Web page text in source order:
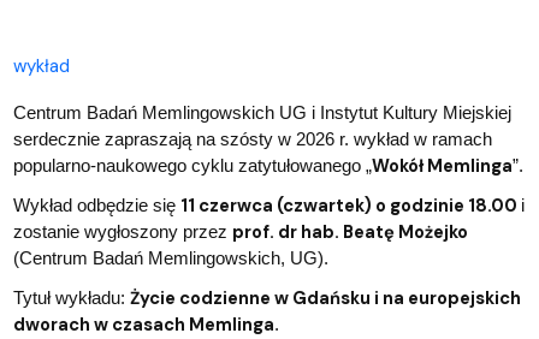
wykład
Centrum Badań Memlingowskich UG i Instytut Kultury Miejskiej
serdecznie zapraszają na szósty w 2026 r. wykład w ramach
popularno-naukowego cyklu zatytułowanego „Wokół Memlinga”.
Wykład odbędzie się 11 czerwca (czwartek) o godzinie 18.00 i
zostanie wygłoszony przez prof. dr hab. Beatę Możejko
(Centrum Badań Memlingowskich, UG).
Tytuł wykładu: Życie codzienne w Gdańsku i na europejskich
dworach w czasach Memlinga.